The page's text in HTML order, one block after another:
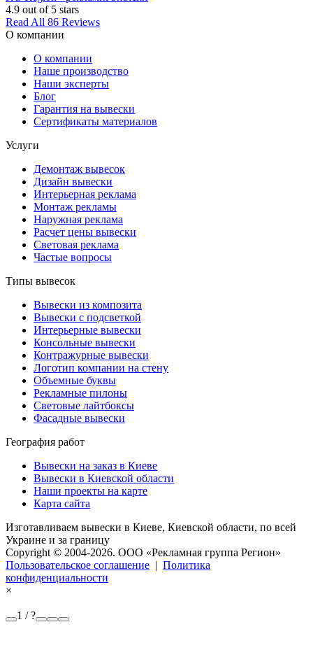
4.9 out of 5 stars
Read All 86 Reviews
О компании
О компании
Наше производство
Наши эксперты
Блог
Гарантия на вывески
Сертификаты материалов
Услуги
Демонтаж вывесок
Дизайн вывески
Интерьерная реклама
Монтаж рекламы
Наружная реклама
Расчет цены вывески
Световая реклама
Частые вопросы
Типы вывесок
Вывески из композита
Вывески с подсветкой
Интерьерные вывески
Консольные вывески
Контражурные вывески
Логотип компании на стену
Объемные буквы
Рекламные пилоны
Световые лайтбоксы
Фасадные вывески
География работ
Вывески на заказ в Киеве
Вывески в Киевской области
Наши проекты на карте
Карта сайта
Изготавливаем вывески в Киеве, Киевской области, по всей
Украине и за границу
Copyright © 2004-2026. OOO «Рекламная группа Регион»
Пользовательское соглашение | Политика
конфиденциальности
×
1 / ?